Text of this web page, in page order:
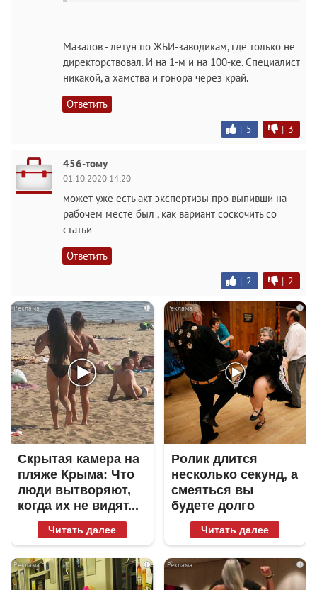
Мазалов - летун по ЖБИ-заводикам, где только не
директорствовал. И на 1-м и на 100-ке. Специалист
никакой, а хамства и гонора через край.
Ответить
| 5 | 3
456-тому
01.10.2020 14:20
может уже есть акт экспертизы про выпивши на
рабочем месте был , как вариант соскочить со
статьи
Ответить
| 2 | 2
i
Скрытая камера на
пляже Крыма: Что
люди вытворяют,
когда их не видят...
Читать далее
i
Ролик длится
несколько секунд, а
смеяться вы
будете долго
Читать далее
i i